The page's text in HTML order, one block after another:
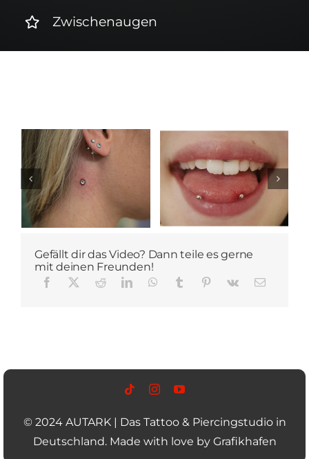
Zwischenaugen
Gefällt dir das Video? Dann teile es gerne
mit deinen Freunden!
© 2024 AUTARK | Das Tattoo & Piercingstudio in
Deutschland. Made with love by Grafikhafen